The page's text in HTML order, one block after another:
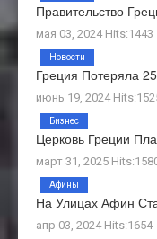
Правительство
мая 03, 2024 Hits:1443
Греция Потеряла
июнь 19, 2024
Новости
Церковь Греции
март 31, 2025
Бизнес
На Улицах Афин
апр 03, 2024 Hits:1654
Афины